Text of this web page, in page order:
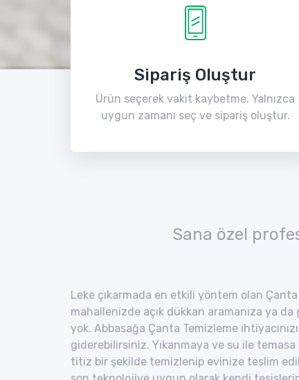
Sipariş Oluştur
Ürün seçerek vakit kaybetme. Yalnızca
uygun zamanı seç ve sipariş oluştur.
Sana özel
Leke çıkarmada en etkili yöntem olan
mahallenizde açık dükkan aramanıza ya
yok. Abbasağa Çanta Temizleme
giderebilirsiniz. Yıkanmaya ve su ile
titiz bir şekilde temizlenip evinize teslim